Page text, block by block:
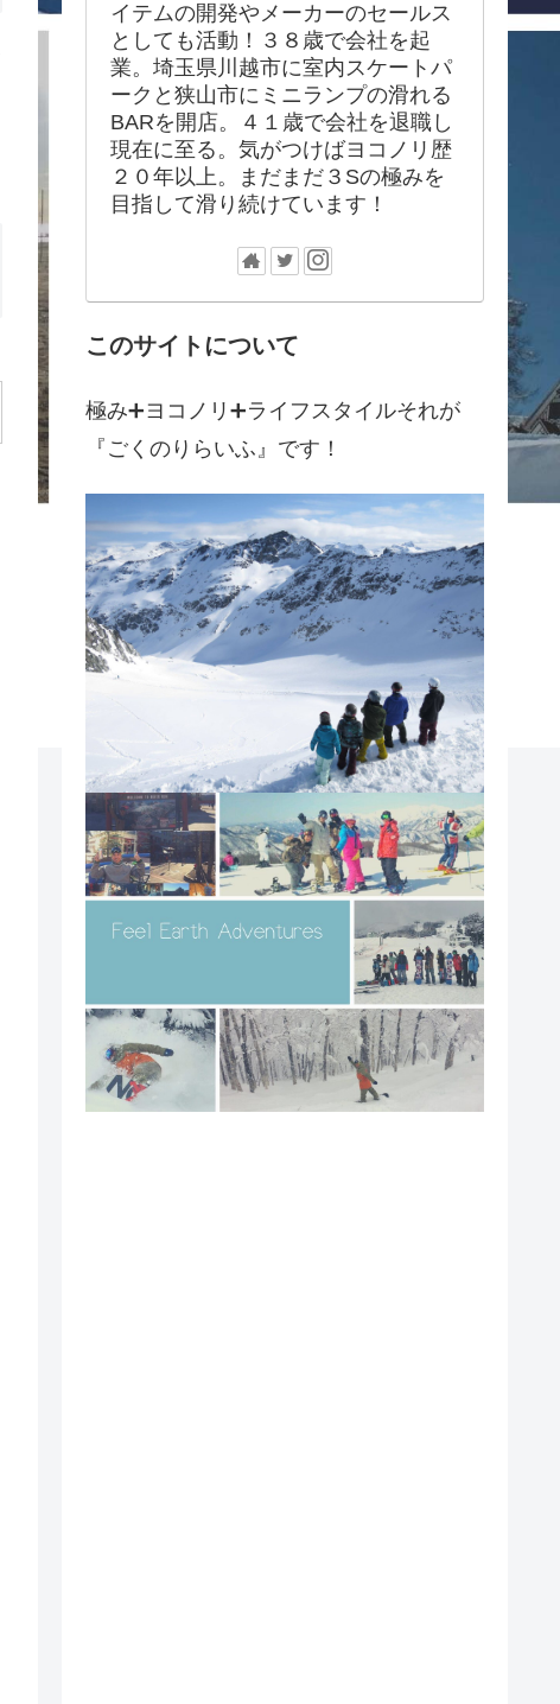
イテムの開発やメーカーのセールス
としても活動！３８歳で会社を起
業。埼玉県川越市に室内スケートパ
ークと狭山市にミニランプの滑れる
BARを開店。４１歳で会社を退職し
現在に至る。気がつけばヨコノリ歴
２０年以上。まだまだ３Sの極みを
目指して滑り続けています！
このサイトについて
極み➕ヨコノリ➕ライフスタイルそれが
『ごくのりらいふ』です！